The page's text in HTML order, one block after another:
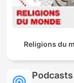
Religions du